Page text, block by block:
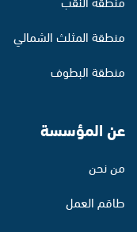
منطقة المثلث الشمالي
منطقة البطوف
عن المؤسسة
من نحن
طاقم العمل